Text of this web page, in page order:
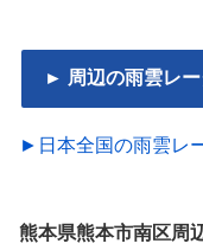
► 周辺の雨雲レ
►日本全国の雨雲レ
熊本県熊本市南区周